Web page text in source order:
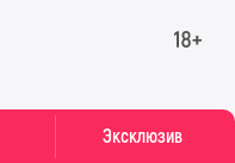
Эксклюзив